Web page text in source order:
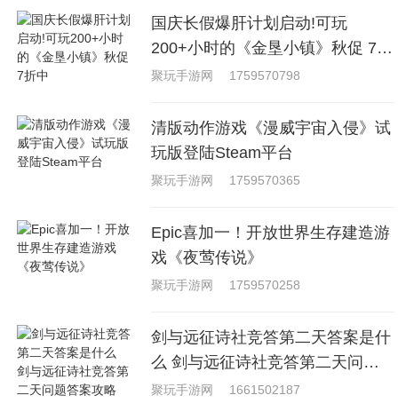
国庆长假爆肝计划启动!可玩
200+小时的《金垦小镇》秋促 7折
中
聚玩手游网 1759570798
清版动作游戏《漫威宇宙入侵》试
玩版登陆Steam平台
聚玩手游网 1759570365
Epic喜加一！开放世界生存建造游
戏《夜莺传说》
聚玩手游网 1759570258
剑与远征诗社竞答第二天答案是什
么 剑与远征诗社竞答第二天问题
答案攻略
聚玩手游网 1661502187